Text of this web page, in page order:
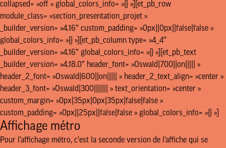
collapsed= »off » global_colors_info= »{} »][et_pb_row
module_class= »section_presentation_projet »
_builder_version= »4.16″ custom_padding= »0px||0px||false|false »
global_colors_info= »{} »][et_pb_column type= »4_4″
_builder_version= »4.16″ global_colors_info= »{} »][et_pb_text
_builder_version= »4.18.0″ header_font= »Oswald|700||on||||| »
header_2_font= »Oswald|600||on||||| » header_2_text_align= »center »
header_3_font= »Oswald|300||||||| » text_orientation= »center »
custom_margin= »0px|35px|0px|35px|false|false »
custom_padding= »0px||25px||false|false » global_colors_info= »{} »]
Affichage métro
Pour l’affichage métro, c’est la seconde version de l’affiche qui se